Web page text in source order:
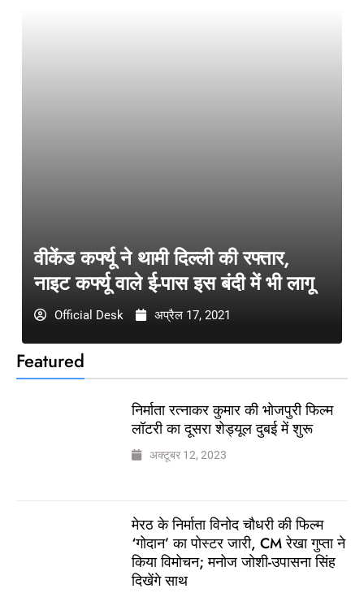
Featured
निर्माता रत्नाकर कुमार की भोजपुरी फिल्म
लॉटरी का दूसरा शेड्यूल दुबई में शुरू
अक्टूबर 12, 2023
मेरठ के निर्माता विनोद चौधरी की फिल्म
‘गोदान’ का पोस्टर जारी, CM रेखा गुप्ता ने
किया विमोचन; मनोज जोशी-उपासना सिंह
दिखेंगे साथ
वीकेंड कर्फ्यू ने थामी दिल्ली की रफ्तार,
नाइट कर्फ्यू वाले ई-पास इस बंदी में भी लागू
Official Desk अप्रैल 17, 2021